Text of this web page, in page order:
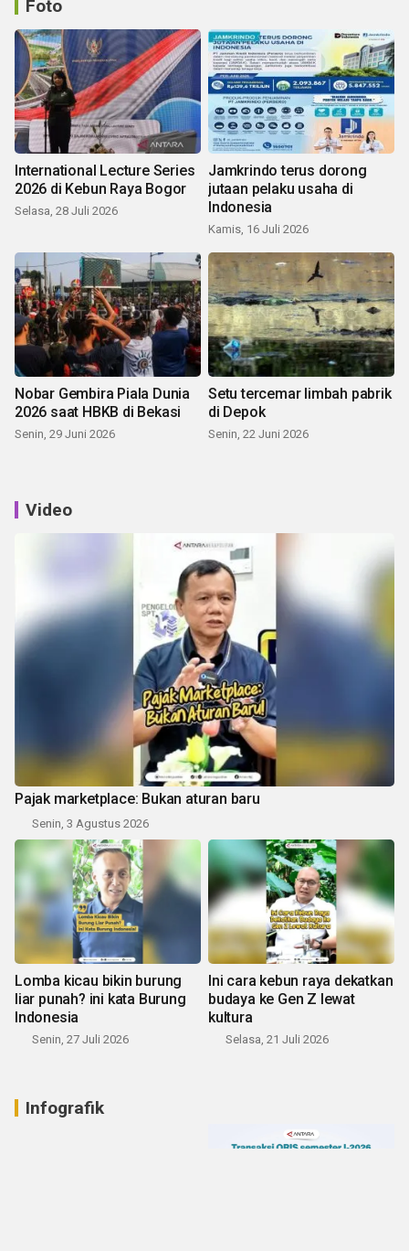
Foto
International Lecture Series
2026 di Kebun Raya Bogor
Selasa, 28 Juli 2026
Jamkrindo terus dorong
jutaan pelaku usaha di
Indonesia
Kamis, 16 Juli 2026
Nobar Gembira Piala Dunia
2026 saat HBKB di Bekasi
Senin, 29 Juni 2026
Setu tercemar limbah pabrik
di Depok
Senin, 22 Juni 2026
Video
Pajak marketplace: Bukan aturan baru
Senin, 3 Agustus 2026
Lomba kicau bikin burung
liar punah? ini kata Burung
Indonesia
Senin, 27 Juli 2026
Ini cara kebun raya dekatkan
budaya ke Gen Z lewat
kultura
Selasa, 21 Juli 2026
Infografik